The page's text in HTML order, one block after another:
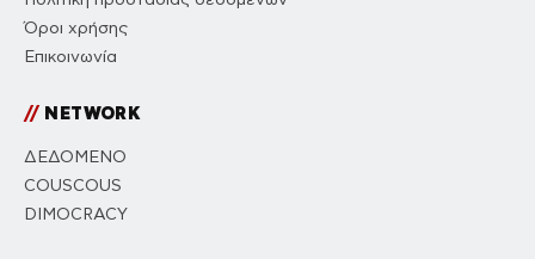
Όροι χρήσης
Επικοινωνία
//NETWORK
ΔΕΔΟΜΕΝΟ
COUSCOUS
DIMOCRACY